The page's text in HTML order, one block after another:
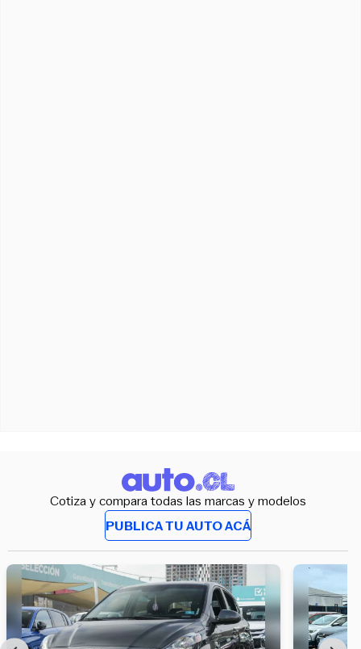
Cotiza y compara todas las marcas y modelos
PUBLICA TU AUTO ACÁ